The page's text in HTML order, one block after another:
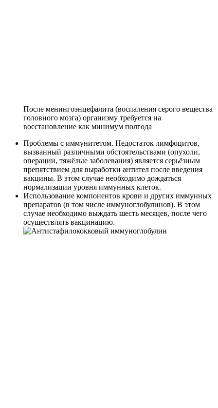
После менингоэнцефалита (воспаления серого вещества
головного мозга) организму требуется на
восстановление как минимум полгода
Проблемы с иммунитетом. Недостаток лимфоцитов,
вызванный различными обстоятельствами (опухоли,
операции, тяжёлые заболевания) является серьёзным
препятствием для выработки антител после введения
вакцины. В этом случае необходимо дождаться
нормализации уровня иммунных клеток.
Использование компонентов крови и других иммунных
препаратов (в том числе иммуноглобулинов). В этом
случае необходимо выждать шесть месяцев, после чего
осуществлять вакцинацию.